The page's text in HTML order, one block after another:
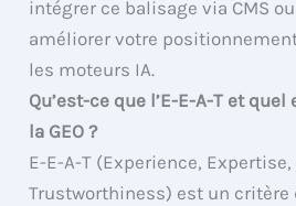
intégrer ce balisage via CMS
améliorer votre
les moteurs IA.
Qu’est-ce que l’E-E-A-T et
la GEO ?
E-E-A-T (Experience,
Trustworthiness) est un critère